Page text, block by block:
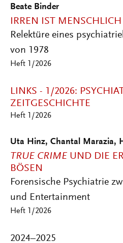
Beate Binder
IRREN IST
Relektüre eines
von 1978
Heft 1/2026
LINKS - 1/2026:
ZEITGESCHICHTE
Heft 1/2026
Uta Hinz, Chantal Marazia,
TRUE CRIME UND DIE
BÖSEN
Forensische Psychiatrie
und Entertainment
Heft 1/2026
2024–2025